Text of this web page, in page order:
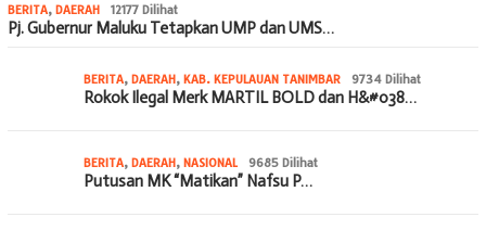
BERITA, DAERAH 12177 Dilihat
Pj. Gubernur Maluku Tetapkan UMP dan UMS…
BERITA, DAERAH, KAB. KEPULAUAN TANIMBAR 9734 Dilihat
Rokok Ilegal Merk MARTIL BOLD dan H&#038…
BERITA, DAERAH, NASIONAL 9685 Dilihat
Putusan MK “Matikan” Nafsu P…